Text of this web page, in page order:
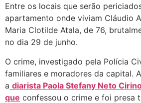
Entre os locais que serão
apartamento onde viviam Cláudio
Maria Clotilde Atala, de 76,
no dia 29 de junho.
O crime, investigado pela Polícia
familiares e moradores da capital.
a diarista Paola Stefany Neto
que confessou o crime e foi presa